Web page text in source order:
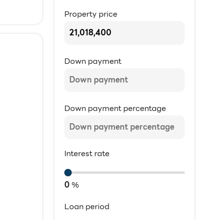
Property price
Down payment
Down payment percentage
Interest rate
0 %
Loan period